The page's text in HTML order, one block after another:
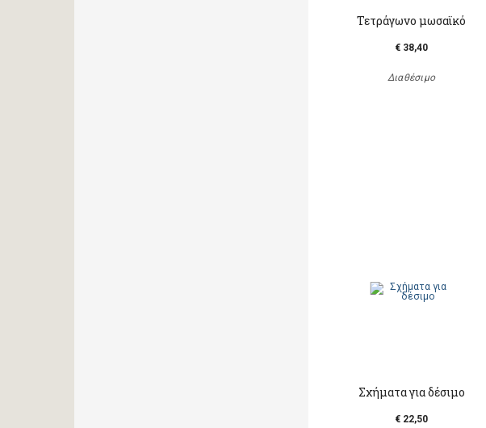
Τετράγωνο μωσαϊκό
€ 38,40
Διαθέσιμο
Σχήματα για δέσιμο
€ 22,50